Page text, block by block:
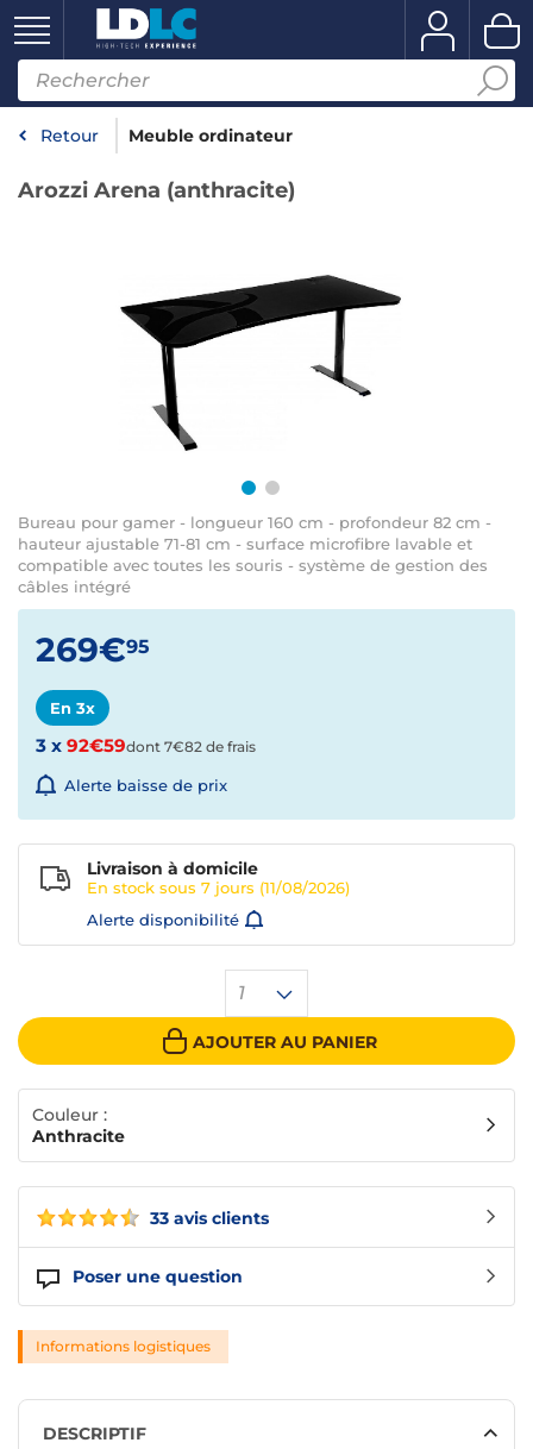
Retour Meuble ordinateur
Arozzi Arena (anthracite)
Bureau pour gamer - longueur 160 cm - profondeur 82 cm -
hauteur ajustable 71-81 cm - surface microfibre lavable et
compatible avec toutes les souris - système de gestion des
câbles intégré
33 avis clients
Poser une question
269€95
En 3x
3 x 92€59dont 7€82 de frais
Alerte baisse de prix
1
AJOUTER AU PANIER
Livraison à domicile
En stock sous 7 jours (11/08/2026)
Alerte disponibilité
Couleur :
Anthracite
Informations logistiques
DESCRIPTIF